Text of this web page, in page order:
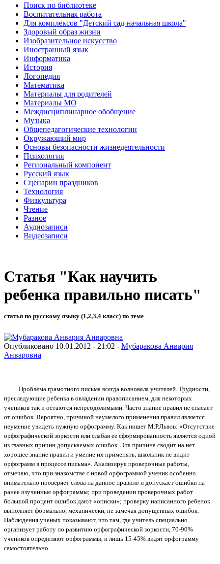
Поиск по библиотеке
Воспитательная работа
Для комплексов "Детский сад-начальная школа"
Здоровый образ жизни
Изобразительное искусство
Иностранный язык
Информатика
История
Логопедия
Математика
Материалы для родителей
Материалы МО
Междисциплинарное обобщение
Музыка
Общепедагогические технологии
Окружающий мир
Основы безопасности жизнедеятельности
Психология
Региональный компонент
Русский язык
Сценарии праздников
Технология
Физкультура
Чтение
Разное
Аудиозаписи
Видеозаписи
Статья "Как научить
ребенка правильно писать"
статья по русскому языку (1,2,3,4 класс) по теме
Опубликовано 10.01.2012 - 21:02 - Мубаракова Анвария
Анваровна
Проблема грамотного письма всегда волновала учителей. Трудности,
преследующие ребенка в овладении правописанием, для некоторых
учеников так и остаются непреодолимыми. Часто знание правил не спасает
от ошибок. Вероятно, причиной неумелого применения правил является
неумение увидеть нужную орфограмму. Как пишет М.Р.Львов: «Отсутствие
орфографической зоркости или слабая ее сформированность является одной
из главных причин допускаемых ошибок. Эта причина сводит на нет
хорошее знание правил и умение их применять, школьник не видит
орфограмм в процессе письма». Анализируя проверочные работы,
отмечаю, что при знакомстве с новой орфограммой ученик особенно
внимательно проверяет слова на данное правило и допускает ошибки на
ранее изученные орфограммы; при проведении проверочных работ
большой процент ошибок дают «описки»; проверку написанного ребенок
выполняет формально, механически, не замечая допущенных ошибок.
Наблюдения ученых показывают, что там, где учитель специально
организует работу по развитию орфографической зоркости, 70-90%
учеников определяют орфограммы, и лишь 15-45% видят орфограмму
самостоятельно.